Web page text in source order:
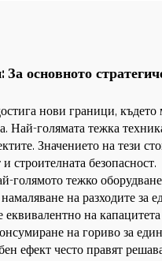
основното
нови граници,
Най-голямата тежка
Значението на тези
строителната безопасност.
голямото тежко
на разходите
еквивалентно на
на гориво за
ефект често правят